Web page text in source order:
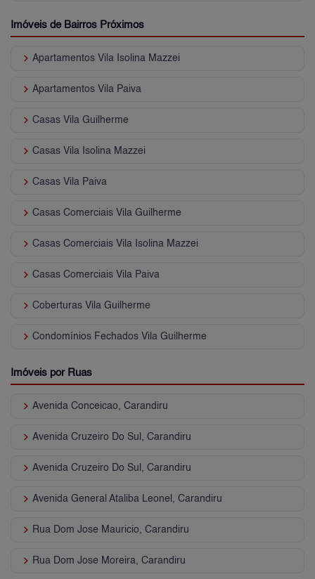
Imóveis de Bairros Próximos
keyboard_arrow_right Apartamentos Vila Isolina Mazzei
keyboard_arrow_right Apartamentos Vila Paiva
keyboard_arrow_right Casas Vila Guilherme
keyboard_arrow_right Casas Vila Isolina Mazzei
keyboard_arrow_right Casas Vila Paiva
keyboard_arrow_right Casas Comerciais Vila Guilherme
keyboard_arrow_right Casas Comerciais Vila Isolina Mazzei
keyboard_arrow_right Casas Comerciais Vila Paiva
keyboard_arrow_right Coberturas Vila Guilherme
keyboard_arrow_right Condomínios Fechados Vila Guilherme
Imóveis por Ruas
keyboard_arrow_right Avenida Conceicao, Carandiru
keyboard_arrow_right Avenida Cruzeiro Do Sul, Carandiru
keyboard_arrow_right Avenida Cruzeiro Do Sul, Carandiru
keyboard_arrow_right Avenida General Ataliba Leonel, Carandiru
keyboard_arrow_right Rua Dom Jose Mauricio, Carandiru
keyboard_arrow_right Rua Dom Jose Moreira, Carandiru